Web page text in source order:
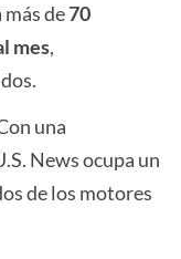
más de70
mes,
una
News ocupa un
de los motores